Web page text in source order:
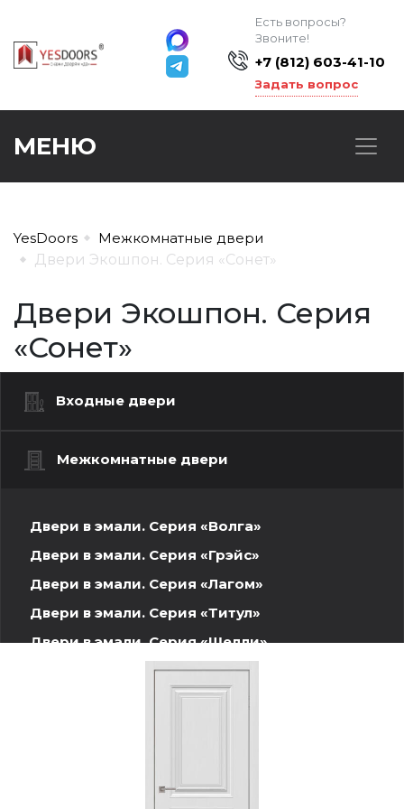
Есть вопросы?
Звоните!
+7 (812) 603-41-10
Задать вопрос
МЕНЮ
YesDoors
Межкомнатные двери
Двери Экошпон. Серия «Сонет»
Двери Экошпон. Серия
«Сонет»
Входные двери
Межкомнатные двери
Двери в эмали. Серия «Волга»
Двери в эмали. Серия «Грэйс»
Двери в эмали. Серия «Лагом»
Двери в эмали. Серия «Титул»
Двери в эмали. Серия «Шелли»
Шпонированные двери. Волжская серия
Двери Экошпон. Серия «Евро»